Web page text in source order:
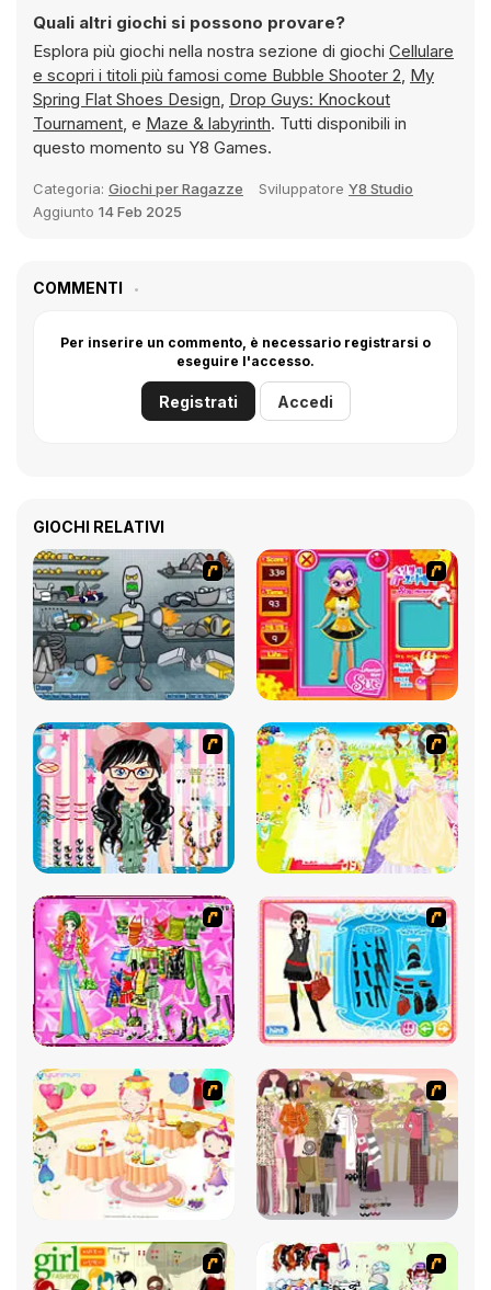
Quali altri giochi si possono provare?
Esplora più giochi nella nostra sezione di giochi Cellulare
e scopri i titoli più famosi come Bubble Shooter 2, My
Spring Flat Shoes Design, Drop Guys: Knockout
Tournament, e Maze & labyrinth. Tutti disponibili in
questo momento su Y8 Games.
Categoria: Giochi per Ragazze Sviluppatore Y8 Studio
Aggiunto 14 Feb 2025
COMMENTI
Per inserire un commento, è necessario registrarsi o
eseguire l'accesso.
Registrati Accedi
GIOCHI RELATIVI